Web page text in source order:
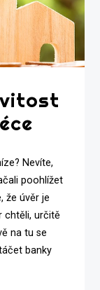
Nevíte,
poohlížet
že úvěr je
chtěli, určitě
na tu se
banky